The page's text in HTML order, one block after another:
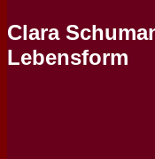
Clara
Lebensform